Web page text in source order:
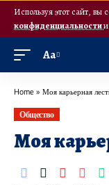
Используя этот сайт, вы
конфиденциальностии
Аа
Home » Моя карьерная
Общество
Моя